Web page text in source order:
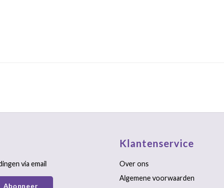
via email
Abonneer
Klantenservice
Over ons
Algemene voorwaarden